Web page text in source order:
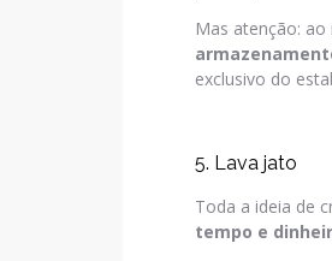
Mas atenção:
exclusivo do
5. Lava jato
Toda a ideia de
tempo e